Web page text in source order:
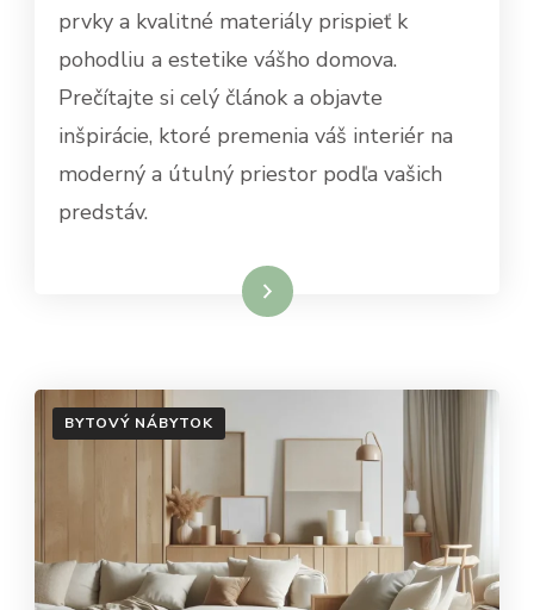
prvky a kvalitné materiály prispieť k
pohodliu a estetike vášho domova.
Prečítajte si celý článok a objavte
inšpirácie, ktoré premenia váš interiér na
moderný a útulný priestor podľa vašich
predstáv.
Dowiedz się więcej
BYTOVÝ NÁBYTOK